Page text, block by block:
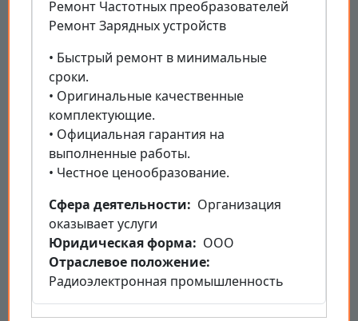
Ремонт Частотных преобразователей
Ремонт Зарядных устройств
• Быстрый ремонт в минимальные
сроки.
• Оригинальные качественные
комплектующие.
• Официальная гарантия на
выполненные работы.
• Честное ценообразование.
Cфера деятельности
Организация
оказывает услуги
Юридическая форма
ООО
Отраслевое положение
Радиоэлектронная промышленность